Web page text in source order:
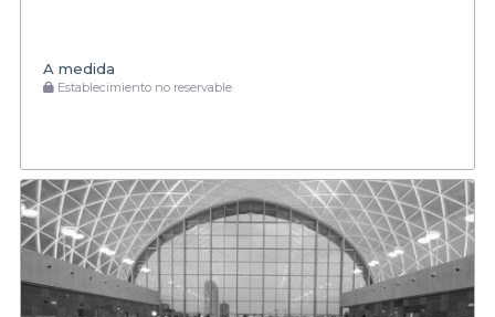
A medida
Establecimiento no reservable